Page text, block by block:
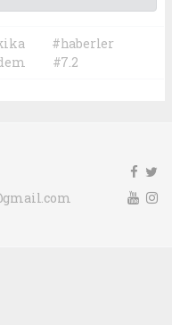
#haberler
#7.2